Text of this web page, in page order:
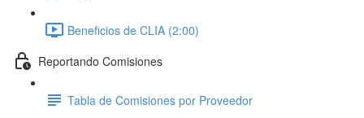
Beneficios de CLIA (2:00)
Reportando Comisiones
Tabla de Comisiones por Proveedor